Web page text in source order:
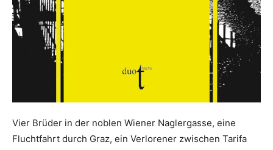
Vier Brüder in der noblen Wiener Naglergasse, eine
Fluchtfahrt durch Graz, ein Verlorener zwischen Tarifa